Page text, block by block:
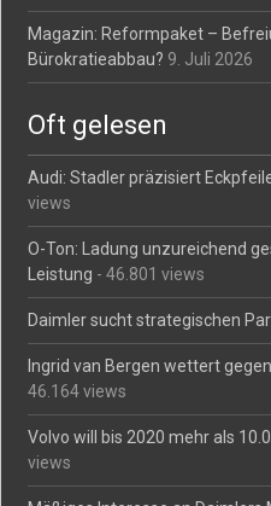
Magazin: Reformpaket –
Bürokratieabbau? 9. Juli 2026
Oft gelesen
Audi: Stadler präzisiert
views
O-Ton: Ladung unzureichend
Leistung - 46.801 views
Daimler sucht strategischen
Ingrid van Bergen wettert
46.164 views
Volvo will bis 2020 mehr als
views